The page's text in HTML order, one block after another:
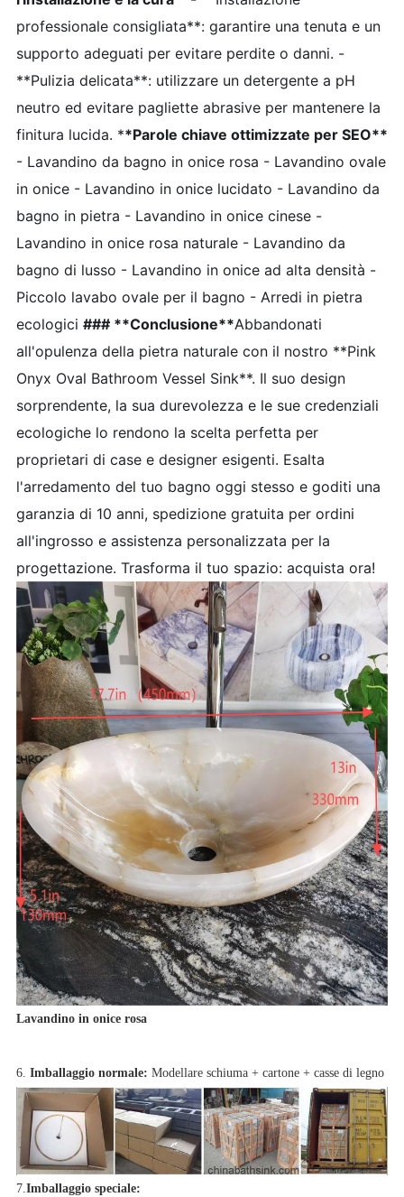
professionale consigliata**: garantire una tenuta e un
supporto adeguati per evitare perdite o danni. -
**Pulizia delicata**: utilizzare un detergente a pH
neutro ed evitare pagliette abrasive per mantenere la
finitura lucida. **Parole chiave ottimizzate per SEO**
- Lavandino da bagno in onice rosa - Lavandino ovale
in onice - Lavandino in onice lucidato - Lavandino da
bagno in pietra - Lavandino in onice cinese -
Lavandino in onice rosa naturale - Lavandino da
bagno di lusso - Lavandino in onice ad alta densità -
Piccolo lavabo ovale per il bagno - Arredi in pietra
ecologici ### **Conclusione**Abbandonati
all'opulenza della pietra naturale con il nostro **Pink
Onyx Oval Bathroom Vessel Sink**. Il suo design
sorprendente, la sua durevolezza e le sue credenziali
ecologiche lo rendono la scelta perfetta per
proprietari di case e designer esigenti. Esalta
l'arredamento del tuo bagno oggi stesso e goditi una
garanzia di 10 anni, spedizione gratuita per ordini
all'ingrosso e assistenza personalizzata per la
progettazione. Trasforma il tuo spazio: acquista ora!
Lavandino in onice rosa
6. Imballaggio normale: Modellare schiuma + cartone + casse di legno
7.Imballaggio speciale: